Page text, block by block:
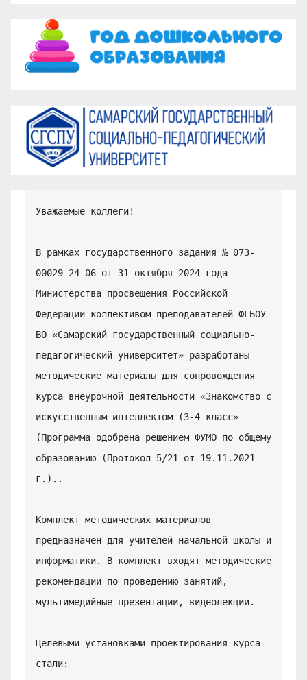
Уважаемые коллеги!
В рамках государственного задания № 073-
00029-24-06 от 31 октября 2024 года
Министерства просвещения Российской
Федерации коллективом преподавателей ФГБОУ
ВО «Самарский государственный социально-
педагогический университет» разработаны
методические материалы для сопровождения
курса внеурочной деятельности «Знакомство с
искусственным интеллектом (3-4 класс»
(Программа одобрена решением ФУМО по общему
образованию (Протокол 5/21 от 19.11.2021
г.)..
Комплект методических материалов
предназначен для учителей начальной школы и
информатики. В комплект входят методические
рекомендации по проведению занятий,
мультимедийные презентации, видеолекции.
Целевыми установками проектирования курса
стали: